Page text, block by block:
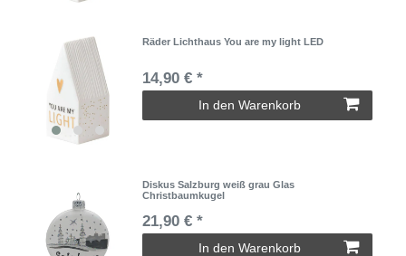
Räder Lichthaus You are my light LED
14,90 € *
In den Warenkorb
Diskus Salzburg weiß grau Glas
Christbaumkugel
21,90 € *
In den Warenkorb